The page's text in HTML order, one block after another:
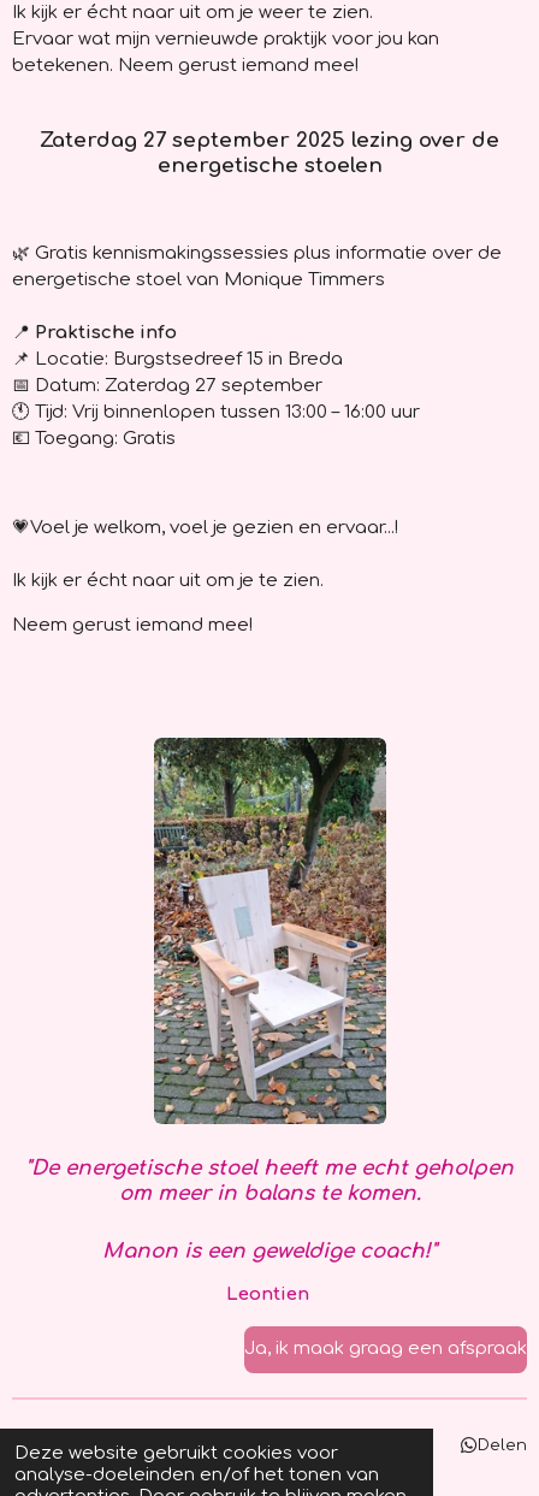
Deze website gebruikt cookies voor
analyse-doeleinden en/of het tonen van
Ik kijk er écht naar uit om je weer te zien.
Ervaar wat mijn vernieuwde praktijk voor jou kan
betekenen. Neem gerust iemand mee!
Zaterdag 27 september 2025 lezing over de
energetische stoelen
🌿 Gratis kennismakingssessies plus informatie over de
energetische stoel van Monique Timmers
📍 Praktische info
📌 Locatie: Burgstsedreef 15 in Breda
📅 Datum: Zaterdag 27 september
🕚 Tijd: Vrij binnenlopen tussen 13:00 – 16:00 uur
💶 Toegang: Gratis
💗Voel je welkom, voel je gezien en ervaar...!
Ik kijk er écht naar uit om je te zien.
Neem gerust iemand mee!
"De energetische stoel heeft me echt geholpen
om meer in balans te komen.
Manon is een geweldige coach!"
Leontien
Ja, ik maak graag een afspraak
Delen
© 2023 Manon Sadée